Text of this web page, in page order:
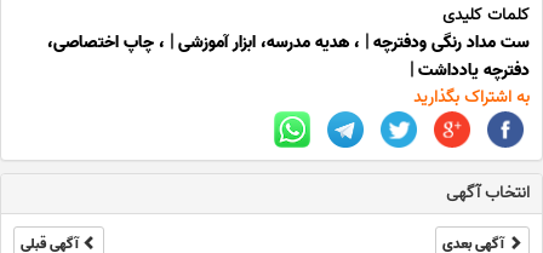
کلمات کلیدی
ست مداد رنگی ودفترچه| ، هدیه مدرسه، ابزار آموزشی| ، چاپ اختصاصی،
دفترچه یادداشت|
به اشتراک بگذارید
انتخاب آگهی
آگهی بعدی آگهی قبلی